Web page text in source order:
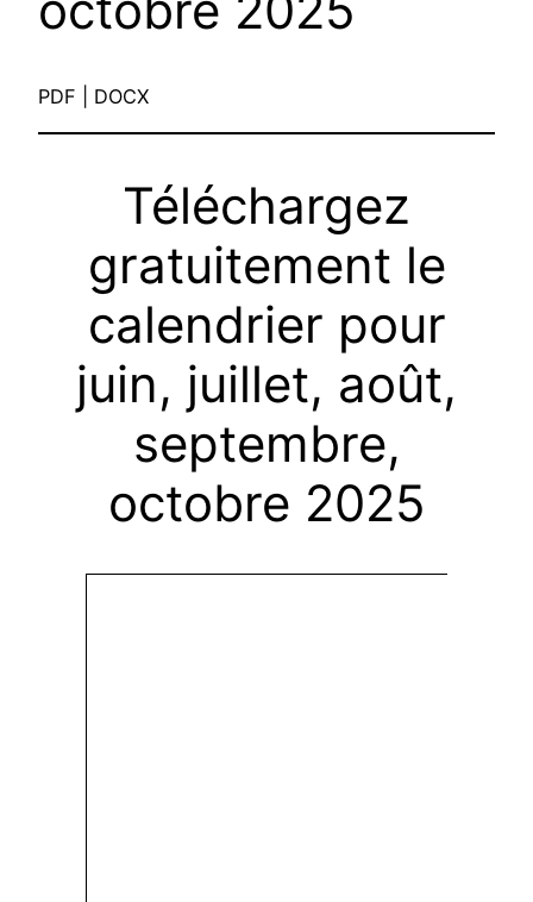
PDF | DOCX
Téléchargez
gratuitement le
calendrier pour
juin, juillet, août,
septembre,
octobre 2025